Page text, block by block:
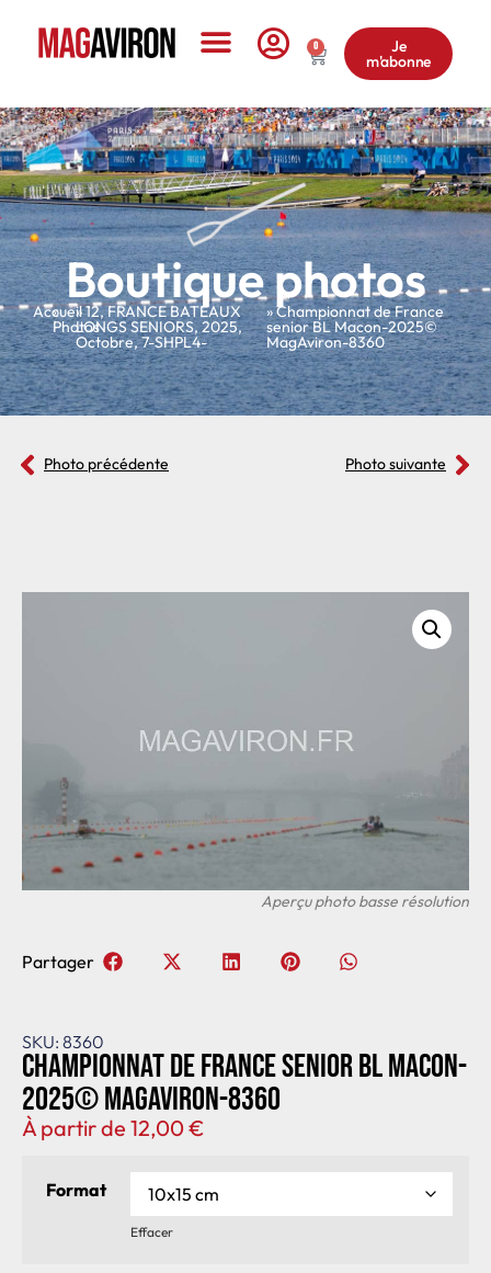
0 Je
m'abonne
Boutique photos
Accueil
»
Photos
»12,FRANCE BATEAUX
LONGS SENIORS,2025,
Octobre,7-SHPL4-
» Championnat de France
senior BL Macon-2025©
MagAviron-8360
Photo précédente Photo suivante
SKU: 8360
Championnat de France senior BL Macon-
2025© MagAviron-8360
À partir de 12,00€
Format
Effacer
Partager